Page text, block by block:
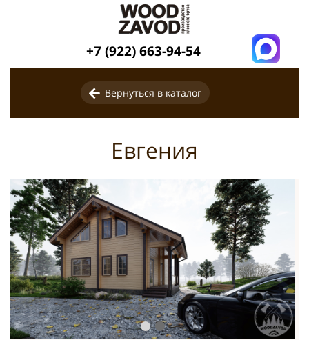
+7 (922) 663-94-54
Вернуться в каталог
Евгения